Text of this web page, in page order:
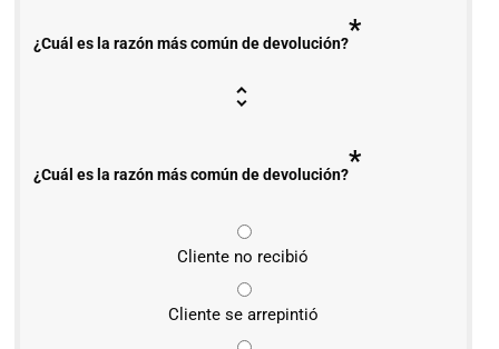
¿Cuál es la razón más común de devolución?*
¿Cuál es la razón más común de devolución?*
Cliente no recibió
Cliente se arrepintió